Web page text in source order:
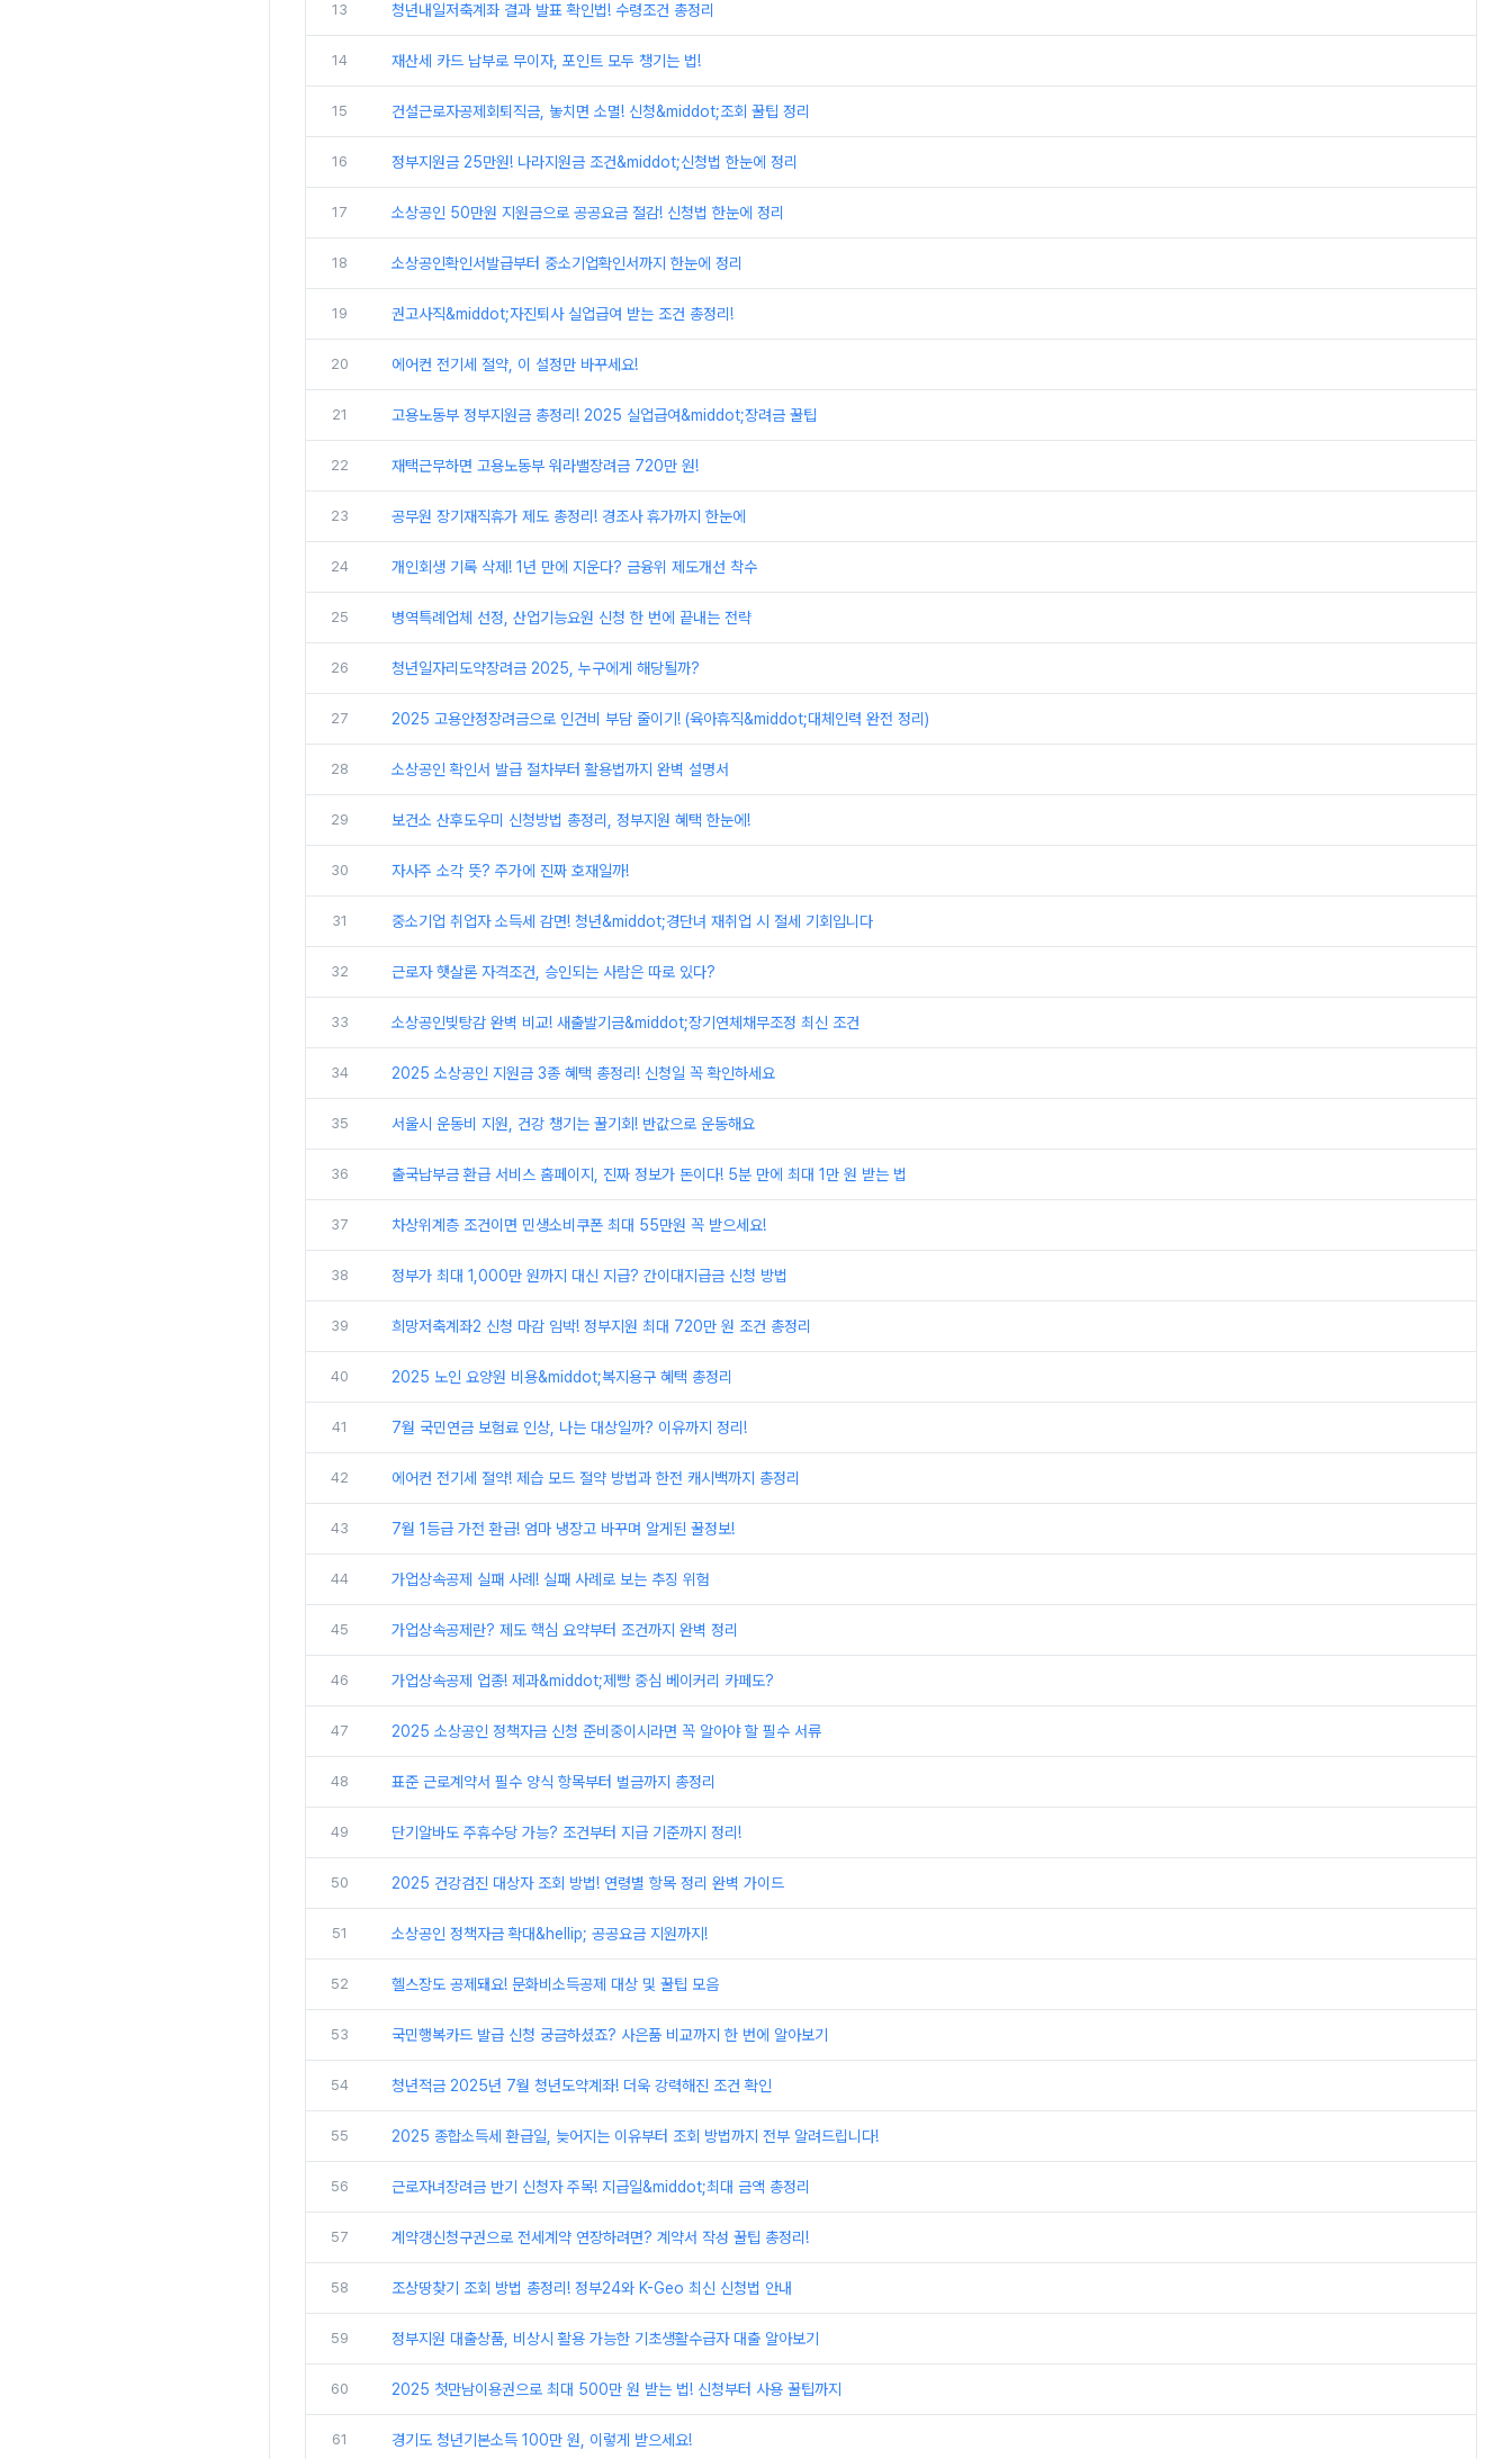
13 청년내일저축계좌 결과 발표 확인법! 수령조건 총정리
14 재산세 카드 납부로 무이자, 포인트 모두 챙기는 법!
15 건설근로자공제회퇴직금, 놓치면 소멸! 신청&middot;조회 꿀팁 정리
16 정부지원금 25만원! 나라지원금 조건&middot;신청법 한눈에 정리
17 소상공인 50만원 지원금으로 공공요금 절감! 신청법 한눈에 정리
18 소상공인확인서발급부터 중소기업확인서까지 한눈에 정리
19 권고사직&middot;자진퇴사 실업급여 받는 조건 총정리!
20 에어컨 전기세 절약, 이 설정만 바꾸세요!
21 고용노동부 정부지원금 총정리! 2025 실업급여&middot;장려금 꿀팁
22 재택근무하면 고용노동부 워라밸장려금 720만 원!
23 공무원 장기재직휴가 제도 총정리! 경조사 휴가까지 한눈에
24 개인회생 기록 삭제! 1년 만에 지운다? 금융위 제도개선 착수
25 병역특례업체 선정, 산업기능요원 신청 한 번에 끝내는 전략
26 청년일자리도약장려금 2025, 누구에게 해당될까?
27 2025 고용안정장려금으로 인건비 부담 줄이기! (육아휴직&middot;대체인력 완전 정리)
28 소상공인 확인서 발급 절차부터 활용법까지 완벽 설명서
29 보건소 산후도우미 신청방법 총정리, 정부지원 혜택 한눈에!
30 자사주 소각 뜻? 주가에 진짜 호재일까!
31 중소기업 취업자 소득세 감면! 청년&middot;경단녀 재취업 시 절세 기회입니다
32 근로자 햇살론 자격조건, 승인되는 사람은 따로 있다?
33 소상공인빚탕감 완벽 비교! 새출발기금&middot;장기연체채무조정 최신 조건
34 2025 소상공인 지원금 3종 혜택 총정리! 신청일 꼭 확인하세요
35 서울시 운동비 지원, 건강 챙기는 꿀기회! 반값으로 운동해요
36 출국납부금 환급 서비스 홈페이지, 진짜 정보가 돈이다! 5분 만에 최대 1만 원 받는 법
37 차상위계층 조건이면 민생소비쿠폰 최대 55만원 꼭 받으세요!
38 정부가 최대 1,000만 원까지 대신 지급? 간이대지급금 신청 방법
39 희망저축계좌2 신청 마감 임박! 정부지원 최대 720만 원 조건 총정리
40 2025 노인 요양원 비용&middot;복지용구 혜택 총정리
41 7월 국민연금 보험료 인상, 나는 대상일까? 이유까지 정리!
42 에어컨 전기세 절약! 제습 모드 절약 방법과 한전 캐시백까지 총정리
43 7월 1등급 가전 환급! 엄마 냉장고 바꾸며 알게된 꿀정보!
44 가업상속공제 실패 사례! 실패 사례로 보는 추징 위험
45 가업상속공제란? 제도 핵심 요약부터 조건까지 완벽 정리
46 가업상속공제 업종! 제과&middot;제빵 중심 베이커리 카페도?
47 2025 소상공인 정책자금 신청 준비중이시라면 꼭 알아야 할 필수 서류
48 표준 근로계약서 필수 양식 항목부터 벌금까지 총정리
49 단기알바도 주휴수당 가능? 조건부터 지급 기준까지 정리!
50 2025 건강검진 대상자 조회 방법! 연령별 항목 정리 완벽 가이드
51 소상공인 정책자금 확대&hellip; 공공요금 지원까지!
52 헬스장도 공제돼요! 문화비소득공제 대상 및 꿀팁 모음
53 국민행복카드 발급 신청 궁금하셨죠? 사은품 비교까지 한 번에 알아보기
54 청년적금 2025년 7월 청년도약계좌! 더욱 강력해진 조건 확인
55 2025 종합소득세 환급일, 늦어지는 이유부터 조회 방법까지 전부 알려드립니다!
56 근로자녀장려금 반기 신청자 주목! 지급일&middot;최대 금액 총정리
57 계약갱신청구권으로 전세계약 연장하려면? 계약서 작성 꿀팁 총정리!
58 조상땅찾기 조회 방법 총정리! 정부24와 K-Geo 최신 신청법 안내
59 정부지원 대출상품, 비상시 활용 가능한 기초생활수급자 대출 알아보기
60 2025 첫만남이용권으로 최대 500만 원 받는 법! 신청부터 사용 꿀팁까지
61 경기도 청년기본소득 100만 원, 이렇게 받으세요!